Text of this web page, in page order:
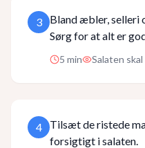
3
Bland æbler, selleri
Sørg for at alt er
5 min Salaten
4
Tilsæt de ristede
forsigtigt i salaten.